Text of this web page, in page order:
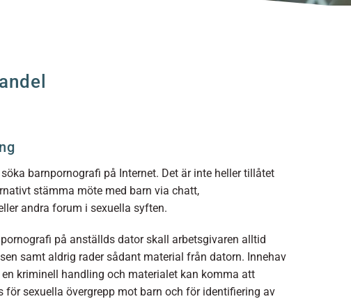
barnpornografi på Internet. Det är inte heller tillåtet
stämma möte med barn via chatt,
andra forum i sexuella syften.
på anställds dator skall arbetsgivaren alltid
samt aldrig rader sådant material från datorn. Innehav
kriminell handling och materialet kan komma att
för sexuella övergrepp mot barn och för identifiering av